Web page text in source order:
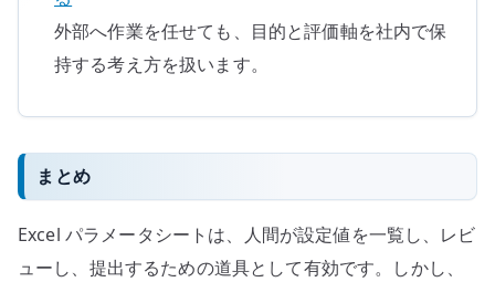
外部へ作業を任せても、目的と評価軸を社内で保
持する考え方を扱います。
まとめ
Excel パラメータシートは、人間が設定値を一覧し、レビ
ューし、提出するための道具として有効です。しかし、